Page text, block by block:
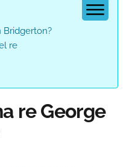
Bridgerton?
re
re George